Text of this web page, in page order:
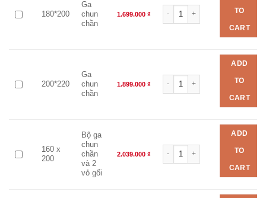
180*200
Ga
chun
chần
1.699.000 ₫
Bộ chăn ga EVERON EPM
TO
CART
200*220
Ga
chun
chần
1.899.000 ₫
Bộ chăn ga EVERON EPM
ADD
TO
CART
160 x
200
Bộ ga
chun
chần
và 2
vỏ gối
2.039.000 ₫
Bộ chăn ga EVERON EPM
ADD
TO
CART